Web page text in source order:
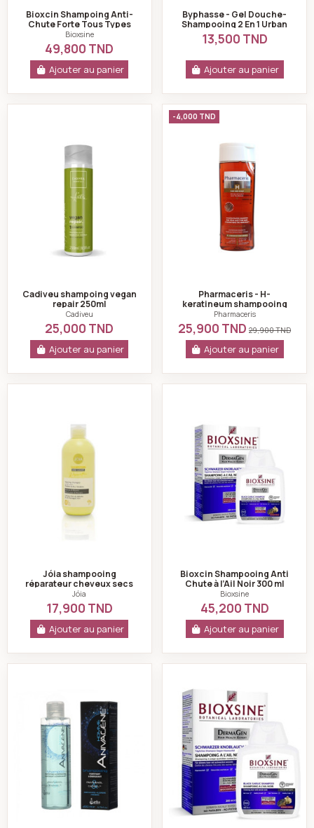
Bioxcin Shampoing Anti-
Chute Forte Tous Types
De Cheveux 300ml
Bioxsine
49,800 TND
Ajouter au panier
Byphasse - Gel Douche-
Shampooing 2 En 1 Urban
Swing Men - 600ml
13,500 TND
Ajouter au panier
Cadiveu shampoing vegan repair 250ml
Cadiveu shampoing vegan
repair 250ml
Cadiveu
25,000 TND
Ajouter au panier
-4,000 TND
Pharmaceris - H-
keratineum shampooing
cheveux fins et affaiblis
250 ml
Pharmaceris
25,900 TND29,900 TND
Ajouter au panier
Jóia shampooing
réparateur cheveux secs
et abîmés 300ml
Jóia
17,900 TND
Ajouter au panier
Bioxcin Shampooing Anti
Chute à l’Ail Noir 300 ml
Bioxsine
45,200 TND
Ajouter au panier